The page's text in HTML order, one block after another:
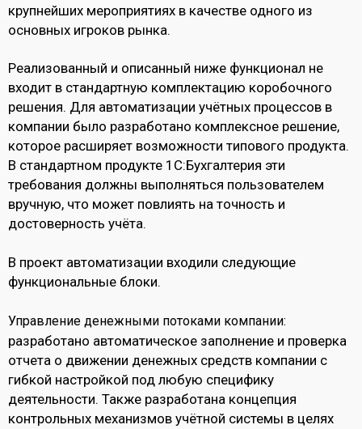
крупнейших мероприятиях в качестве одного из
основных игроков рынка.
Реализованный и описанный ниже функционал не
входит в стандартную комплектацию коробочного
решения. Для автоматизации учётных процессов в
компании было разработано комплексное решение,
которое расширяет возможности типового продукта.
В стандартном продукте 1С:Бухгалтерия эти
требования должны выполняться пользователем
вручную, что может повлиять на точность и
достоверность учёта.
В проект автоматизации входили следующие
функциональные блоки.
Управление денежными потоками компании:
разработано автоматическое заполнение и проверка
отчета о движении денежных средств компании с
гибкой настройкой под любую специфику
деятельности. Также разработана концепция
контрольных механизмов учётной системы в целях